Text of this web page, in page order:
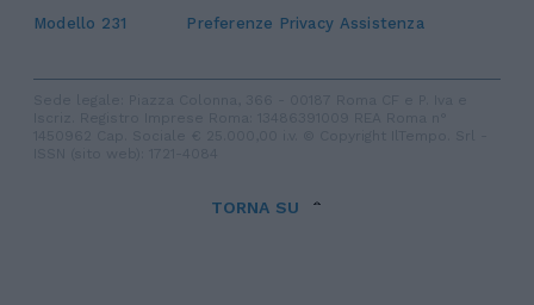
Modello 231
Preferenze Privacy Assistenza
TORNA SU